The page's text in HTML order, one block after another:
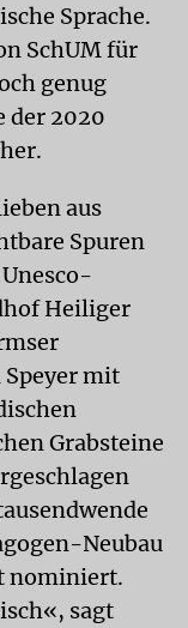
Sprache.
SchUM für
genug
der 2020
aus
Spuren
Heiliger
Speyer mit
Grabsteine
Neubau
nominiert.
sagt